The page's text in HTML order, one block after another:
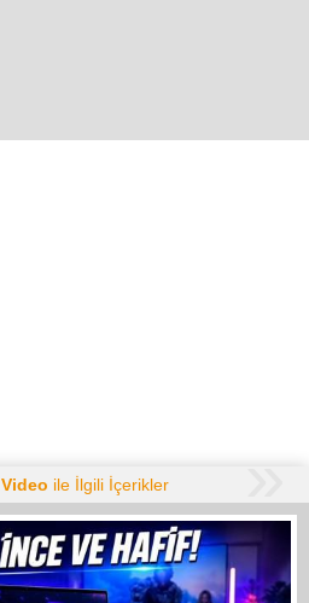
Video ile İlgili İçerikler